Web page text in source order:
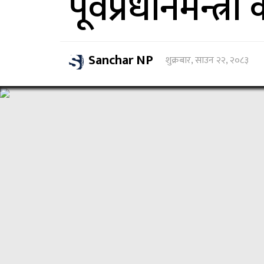
Sanchar NP शुक्रबार, साउन २२, २०८३